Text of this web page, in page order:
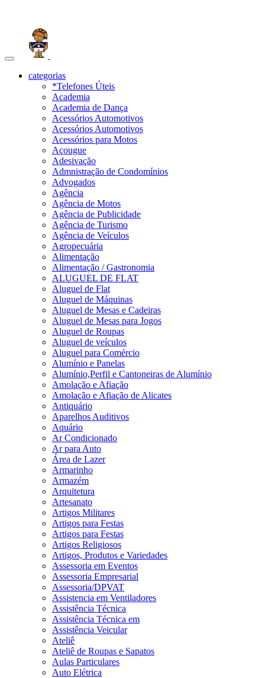
Toggle
navigationcategorias
*Telefones Úteis
Academia
Academia de Dança
Acessórios Automotivos
Acessórios Automotivos
Acessórios para Motos
Açougue
Adesivação
Admnistração de Condomínios
Advogados
Agência
Agência de Motos
Agência de Publicidade
Agência de Turismo
Agência de Veículos
Agropecuária
Alimentação
Alimentação / Gastronomia
ALUGUEL DE FLAT
Aluguel de Flat
Aluguel de Máquinas
Aluguel de Mesas e Cadeiras
Aluguel de Mesas para Jogos
Aluguel de Roupas
Aluguel de veículos
Aluguel para Comércio
Alumínio e Panelas
Alumínio,Perfil e Cantoneiras de Alumínio
Amolação e Afiação
Amolação e Afiação de Alicates
Antiquário
Aparelhos Auditivos
Aquário
Ar Condicionado
Ar para Auto
Área de Lazer
Armarinho
Armazém
Arquitetura
Artesanato
Artigos Militares
Artigos para Festas
Artigos para Festas
Artigos Religiosos
Artigos, Produtos e Variedades
Assessoria em Eventos
Assessoria Empresarial
Assessoria/DPVAT
Assistencia em Ventiladores
Assistência Técnica
Assistência Técnica em
Assistência Veicular
Ateliê
Ateliê de Roupas e Sapatos
Aulas Particulares
Auto Elétrica